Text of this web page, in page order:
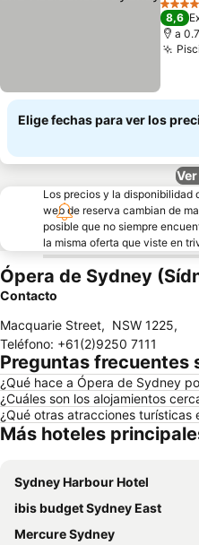
5
8,6
a
Elige fechas para ver los
Los precios y la disponibilidad
web de reserva cambian de
posible que no siempre
la misma oferta que viste en
Ópera de Sydney
Contacto
Macquarie Street, NSW 1225,
Teléfono: +61(2)9250 7111
Preguntas frecuentes
¿Qué hace a Ópera de Sydney
¿Cuáles son los alojamientos
¿Qué otras atracciones
Más hoteles
Sydney Harbour Hotel
ibis budget Sydney East
Mercure Sydney